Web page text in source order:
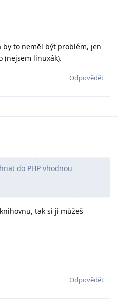
by to neměl být problém, jen
(nejsem linuxák).
Odpovědět
do PHP vhodnou
tak si ji můžeš
Odpovědět